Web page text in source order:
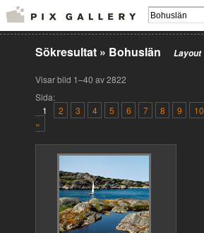
Layout
Sökresultat » Bohuslän
Visar bild 1–40 av 2822
Sida:
1
2 3 4 5 6 7 8 9 10
»